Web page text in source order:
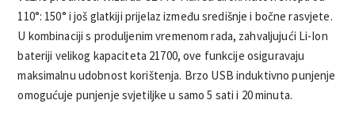
110°: 150° i još glatkiji prijelaz između središnje i bočne rasvjete.
U kombinaciji s produljenim vremenom rada, zahvaljujući Li-Ion
bateriji velikog kapaciteta 21700, ove funkcije osiguravaju
maksimalnu udobnost korištenja. Brzo USB induktivno punjenje
omogućuje punjenje svjetiljke u samo 5 sati i 20 minuta.